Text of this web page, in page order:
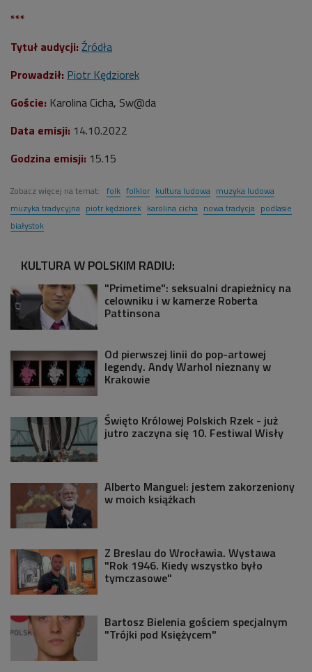
***
Tytuł audycji: Źródła
Prowadził: Piotr Kędziorek
Goście: Karolina Cicha, Sw@da
Data emisji: 14.10.2022
Godzina emisji: 15.15
Zobacz więcej na temat: folk folklor kultura ludowa muzyka ludowa
muzyka tradycyjna piotr kędziorek karolina cicha nowa tradycja podlasie
białystok
KULTURA W POLSKIM RADIU:
"Primetime": seksualni drapieżnicy na
celowniku i w kamerze Roberta
Pattinsona
Od pierwszej linii do pop-artowej
legendy. Andy Warhol nieznany w
Krakowie
Święto Królowej Polskich Rzek - już
jutro zaczyna się 10. Festiwal Wisły
Alberto Manguel: jestem zakorzeniony
w moich książkach
Z Breslau do Wrocławia. Wystawa
"Rok 1946. Kiedy wszystko było
tymczasowe"
Bartosz Bielenia gościem specjalnym
"Trójki pod Księżycem"